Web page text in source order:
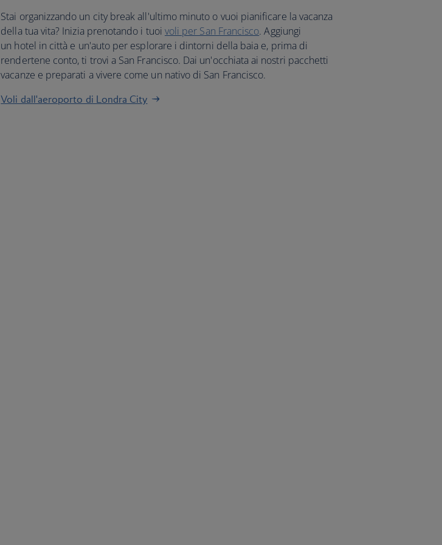
Stai organizzando un city break all'ultimo minuto o vuoi pianificare la vacanza
della tua vita? Inizia prenotando i tuoi voli per San Francisco. Aggiungi
un hotel in città e un'auto per esplorare i dintorni della baia e, prima di
rendertene conto, ti trovi a San Francisco. Dai un'occhiata ai nostri pacchetti
vacanze e preparati a vivere come un nativo di San Francisco.
Voli dall'aeroporto di Londra City